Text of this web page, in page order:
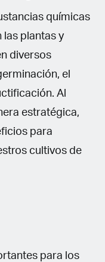
químicas
las plantas y
diversos
el
Al
estratégica,
para
cultivos de
para los